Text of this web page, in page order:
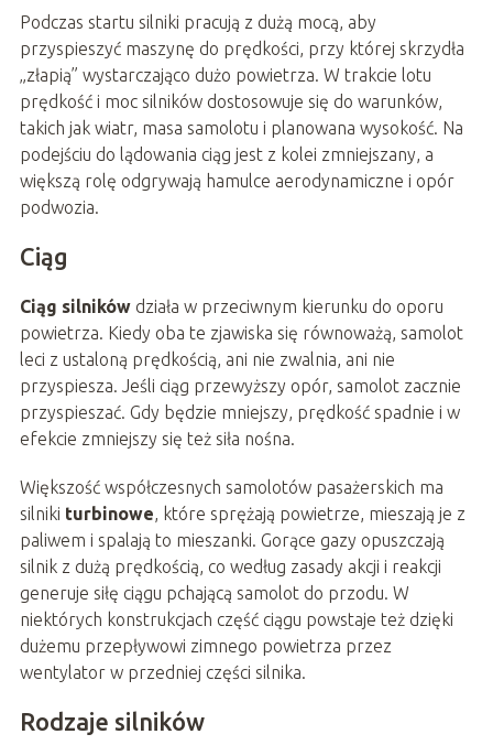
Podczas startu silniki pracują z dużą mocą, aby
przyspieszyć maszynę do prędkości, przy której skrzydła
„złapią” wystarczająco dużo powietrza. W trakcie lotu
prędkość i moc silników dostosowuje się do warunków,
takich jak wiatr, masa samolotu i planowana wysokość. Na
podejściu do lądowania ciąg jest z kolei zmniejszany, a
większą rolę odgrywają hamulce aerodynamiczne i opór
podwozia.
Ciąg
Ciąg silnikówdziała w przeciwnym kierunku do oporu
powietrza. Kiedy oba te zjawiska się równoważą, samolot
leci z ustaloną prędkością, ani nie zwalnia, ani nie
przyspiesza. Jeśli ciąg przewyższy opór, samolot zacznie
przyspieszać. Gdy będzie mniejszy, prędkość spadnie i w
efekcie zmniejszy się też siła nośna.
Większość współczesnych samolotów pasażerskich ma
silniki turbinowe, które sprężają powietrze, mieszają je z
paliwem i spalają to mieszanki. Gorące gazy opuszczają
silnik z dużą prędkością, co według zasady akcji i reakcji
generuje siłę ciągu pchającą samolot do przodu. W
niektórych konstrukcjach część ciągu powstaje też dzięki
dużemu przepływowi zimnego powietrza przez
wentylator w przedniej części silnika.
Rodzaje silników